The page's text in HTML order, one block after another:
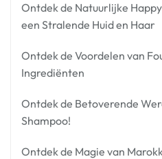
Ontdek de Natuurlijke
een Stralende Huid en Haar
Ontdek de Voordelen van
Ingrediënten
Ontdek de Betoverende
Shampoo!
Ontdek de Magie van